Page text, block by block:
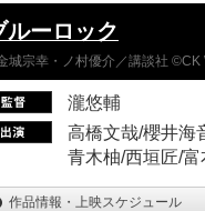
ルーロック
城宗幸・ノ村優介／講談社 ©CK
瀧悠輔
高橋文哉/櫻井海
青木柚/西垣匠/
作品情報・上映スケジュール